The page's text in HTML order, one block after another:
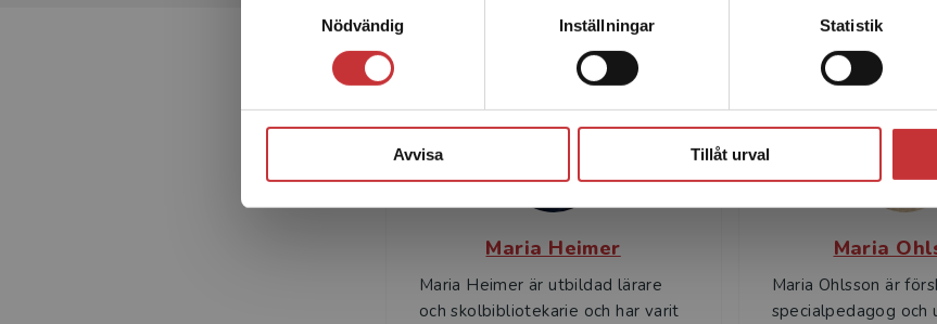
Nödvändig
Inställningar Statistik
Avvisa Tillåt urval
Maria Heimer
Maria Heimer är utbildad lärare
och skolbibliotekarie och har varit
Maria
Maria Ohlsson är
specialpedagog och